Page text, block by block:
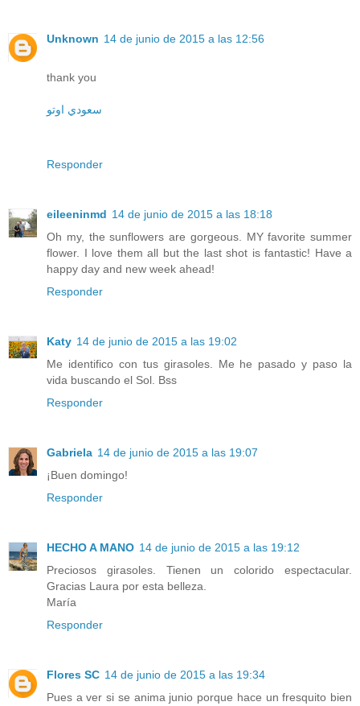
Unknown 14 de junio de 2015 a las 12:56
thank you
سعودي اوتو
Responder
eileeninmd 14 de junio de 2015 a las 18:18
Oh my, the sunflowers are gorgeous. MY favorite summer
flower. I love them all but the last shot is fantastic! Have a
happy day and new week ahead!
Responder
Katy 14 de junio de 2015 a las 19:02
Me identifico con tus girasoles. Me he pasado y paso la
vida buscando el Sol. Bss
Responder
Gabriela 14 de junio de 2015 a las 19:07
¡Buen domingo!
Responder
HECHO A MANO 14 de junio de 2015 a las 19:12
Preciosos girasoles. Tienen un colorido espectacular.
Gracias Laura por esta belleza.
María
Responder
Flores SC 14 de junio de 2015 a las 19:34
Pues a ver si se anima junio porque hace un fresquito bien